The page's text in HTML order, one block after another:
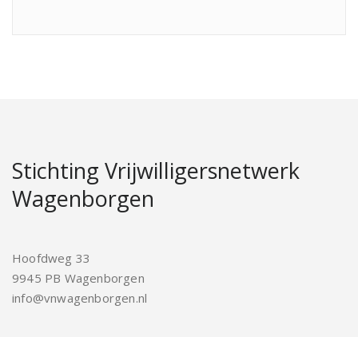
Stichting Vrijwilligersnetwerk
Wagenborgen
Hoofdweg 33
9945 PB Wagenborgen
info@vnwagenborgen.nl